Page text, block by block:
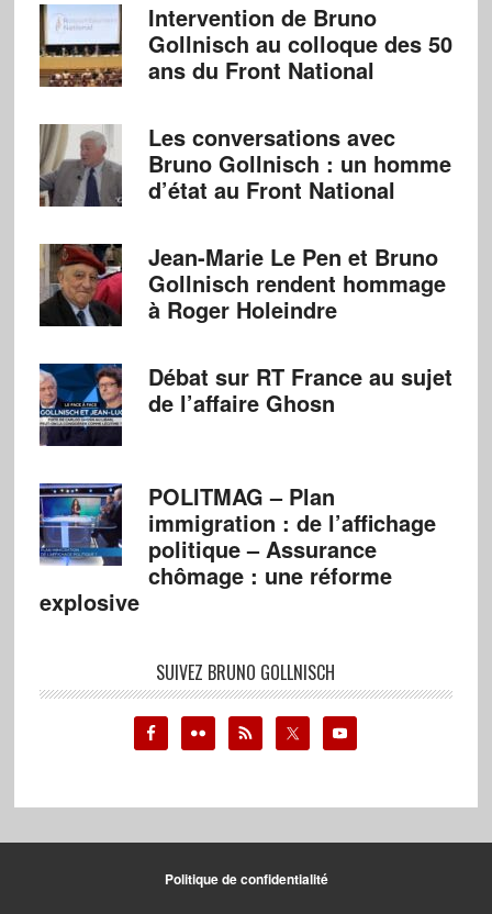
Intervention de Bruno
Gollnisch au colloque des 50
ans du Front National
Les conversations avec
Bruno Gollnisch : un homme
d’état au Front National
Jean-Marie Le Pen et Bruno
Gollnisch rendent hommage
à Roger Holeindre
Débat sur RT France au sujet
de l’affaire Ghosn
POLITMAG – Plan
immigration : de l’affichage
politique – Assurance
chômage : une réforme
explosive
SUIVEZ BRUNO GOLLNISCH
Politique de confidentialité